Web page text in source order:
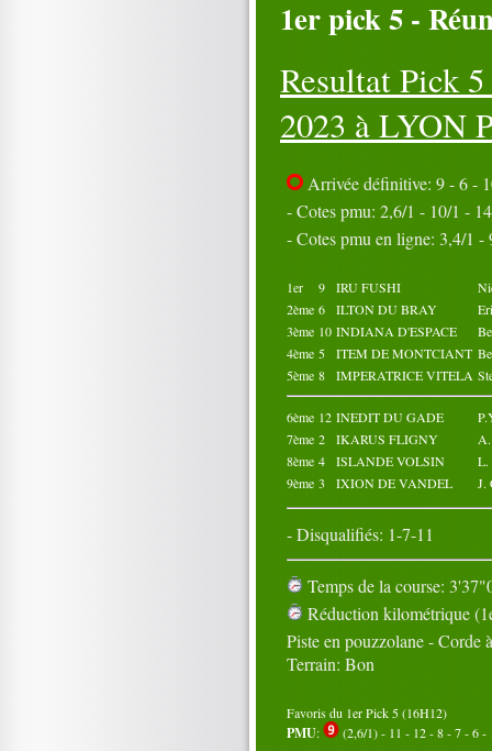
21
22 23 24
25
31
Octobre 2023
01
02 03 04
05
06
07 08 09
10
16
17 18 19
20
26
27 28 29
31
1er pick 5 -
Resultat Pick
2023 à LYON
Arrivée définitive: 9 - 6 -
- Cotes pmu: 2,6/1 - 10/1 -
- Cotes pmu en ligne: 3,4/1
1er 9 IRU FUSHI
2ème 6 ILTON DU BRAY
3ème 10 INDIANA D'ESPACE
4ème 5 ITEM DE MONTCIANT
5ème 8 IMPERATRICE VITELA
6ème 12 INEDIT DU GADE
7ème 2 IKARUS FLIGNY
8ème 4 ISLANDE VOLSIN
L.
9ème 3 IXION DE VANDEL J.
- Disqualifiés: 1-7-11
Temps de la course:
Réduction kilométrique
Piste en pouzzolane - Corde
Terrain: Bon
Favoris du 1er Pick 5 (16H12)
PMU: (2,6/1) - 11 - 12 - 8 - 7 - 6 -